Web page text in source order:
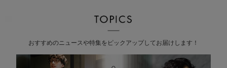
おすすめのニュースや特集をピックアップしてお届けします！